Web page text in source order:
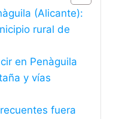
(Alicante):
rural de
en Penàguila
y vías
fuera